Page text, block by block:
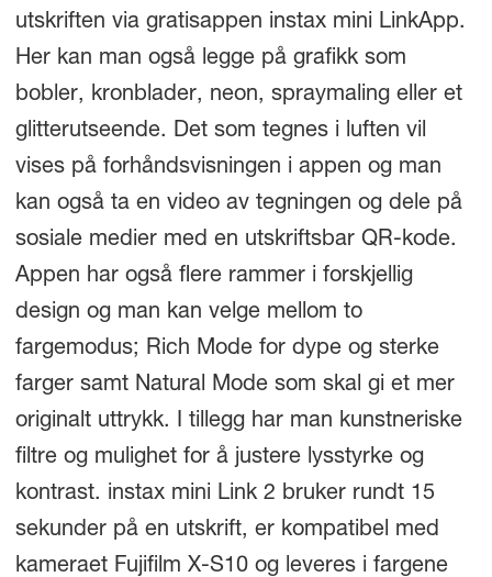
utskriften via gratisappen instax mini LinkApp.
Her kan man også legge på grafikk som
bobler, kronblader, neon, spraymaling eller et
glitterutseende. Det som tegnes i luften vil
vises på forhåndsvisningen i appen og man
kan også ta en video av tegningen og dele på
sosiale medier med en utskriftsbar QR-kode.
Appen har også flere rammer i forskjellig
design og man kan velge mellom to
fargemodus; Rich Mode for dype og sterke
farger samt Natural Mode som skal gi et mer
originalt uttrykk. I tillegg har man kunstneriske
filtre og mulighet for å justere lysstyrke og
kontrast. instax mini Link 2 bruker rundt 15
sekunder på en utskrift, er kompatibel med
kameraet Fujifilm X-S10 og leveres i fargene